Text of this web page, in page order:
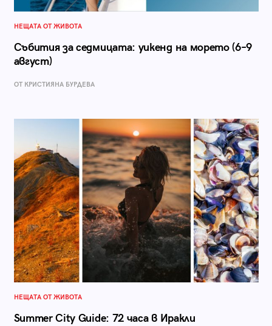
НЕЩАТА ОТ ЖИВОТА
Събития за седмицата: уикенд на морето (6–9
август)
ОТ КРИСТИЯНА БУРДЕВА
НЕЩАТА ОТ ЖИВОТА
Summer City Guide: 72 часа в Иракли